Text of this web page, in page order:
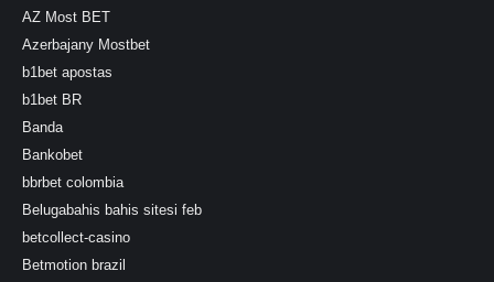
AZ Most BET
Azerbajany Mostbet
b1bet apostas
b1bet BR
Banda
Bankobet
bbrbet colombia
Belugabahis bahis sitesi feb
betcollect-casino
Betmotion brazil